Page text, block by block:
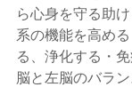
ら心身を守る助
系の機能を高め
る、浄化する・
脳と左脳のバラ